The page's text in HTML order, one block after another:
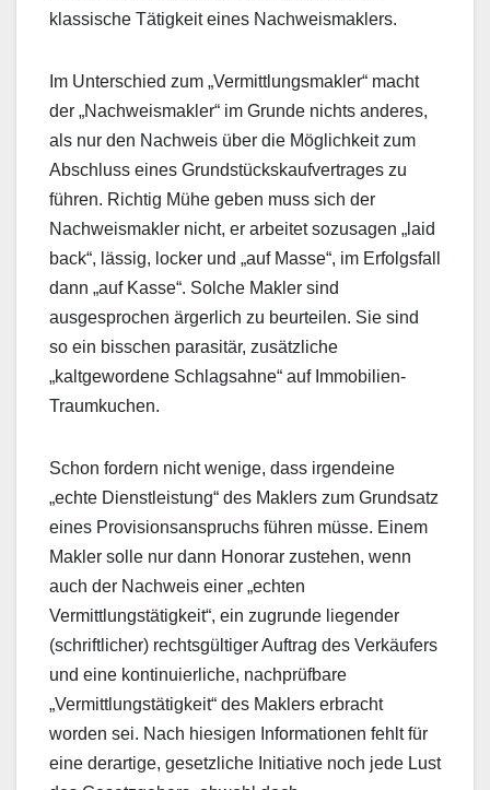
klassische Tätigkeit eines Nachweismaklers.
Im Unterschied zum „Vermittlungsmakler“ macht
der „Nachweismakler“ im Grunde nichts anderes,
als nur den Nachweis über die Möglichkeit zum
Abschluss eines Grundstückskaufvertrages zu
führen. Richtig Mühe geben muss sich der
Nachweismakler nicht, er arbeitet sozusagen „laid
back“, lässig, locker und „auf Masse“, im Erfolgsfall
dann „auf Kasse“. Solche Makler sind
ausgesprochen ärgerlich zu beurteilen. Sie sind
so ein bisschen parasitär, zusätzliche
„kaltgewordene Schlagsahne“ auf Immobilien-
Traumkuchen.
Schon fordern nicht wenige, dass irgendeine
„echte Dienstleistung“ des Maklers zum Grundsatz
eines Provisionsanspruchs führen müsse. Einem
Makler solle nur dann Honorar zustehen, wenn
auch der Nachweis einer „echten
Vermittlungstätigkeit“, ein zugrunde liegender
(schriftlicher) rechtsgültiger Auftrag des Verkäufers
und eine kontinuierliche, nachprüfbare
„Vermittlungstätigkeit“ des Maklers erbracht
worden sei. Nach hiesigen Informationen fehlt für
eine derartige, gesetzliche Initiative noch jede Lust